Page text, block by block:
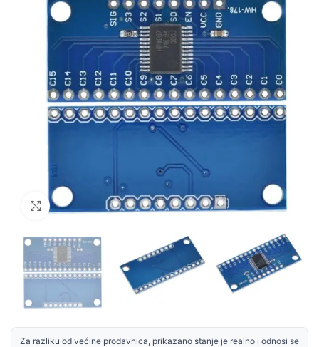
Uvećaj sliku
Za razliku od većine prodavnica, prikazano stanje je realno i odnosi se